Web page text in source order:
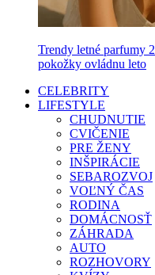
Trendy letné parfumy
pokožky ovládnu leto
CELEBRITY
LIFESTYLE
CHUDNUTIE
CVIČENIE
PRE ŽENY
INŠPIRÁCIE
SEBAROZVOJ
VOĽNÝ ČAS
RODINA
DOMÁCNOSŤ
ZÁHRADA
AUTO
ROZHOVORY